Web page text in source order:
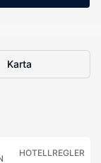
Karta
HOTELLREGLER